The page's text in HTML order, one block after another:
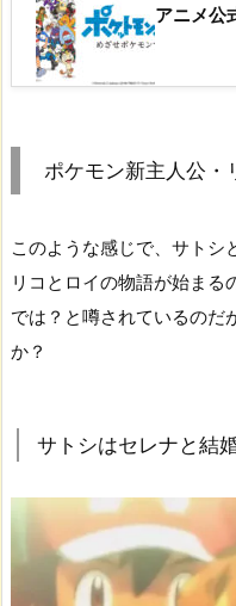
アニメ公
ポケモン新主人公・
このような感じで、サトシ
リコとロイの物語が始まる
では？と噂されているのだ
か？
サトシはセレナと結